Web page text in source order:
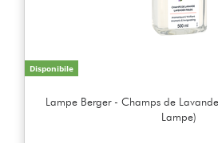
Disponibile
Lampe Berger - Champs de
Lampe)